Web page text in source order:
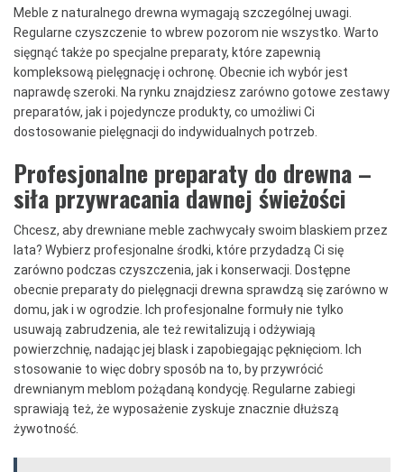
Meble z naturalnego drewna wymagają szczególnej uwagi.
Regularne czyszczenie to wbrew pozorom nie wszystko. Warto
sięgnąć także po specjalne preparaty, które zapewnią
kompleksową pielęgnację i ochronę. Obecnie ich wybór jest
naprawdę szeroki. Na rynku znajdziesz zarówno gotowe zestawy
preparatów, jak i pojedyncze produkty, co umożliwi Ci
dostosowanie pielęgnacji do indywidualnych potrzeb.
Profesjonalne preparaty do drewna –
siła przywracania dawnej świeżości
Chcesz, aby drewniane meble zachwycały swoim blaskiem przez
lata? Wybierz profesjonalne środki, które przydadzą Ci się
zarówno podczas czyszczenia, jak i konserwacji. Dostępne
obecnie preparaty do pielęgnacji drewna sprawdzą się zarówno w
domu, jak i w ogrodzie. Ich profesjonalne formuły nie tylko
usuwają zabrudzenia, ale też rewitalizują i odżywiają
powierzchnię, nadając jej blask i zapobiegając pęknięciom. Ich
stosowanie to więc dobry sposób na to, by przywrócić
drewnianym meblom pożądaną kondycję. Regularne zabiegi
sprawiają też, że wyposażenie zyskuje znacznie dłuższą
żywotność.